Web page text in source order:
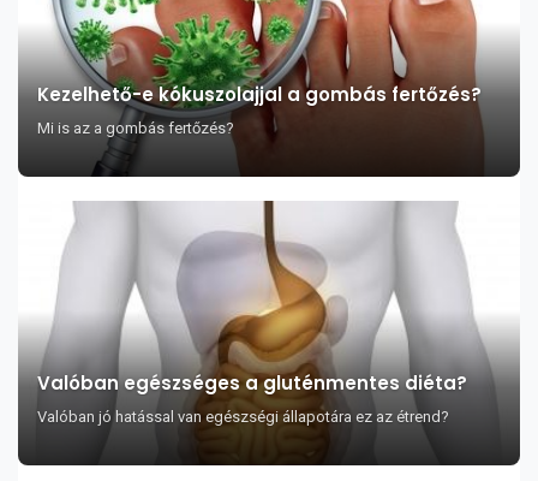
Kezelhető-e kókuszolajjal a gombás fertőzés?
Mi is az a gombás fertőzés?
Valóban egészséges a gluténmentes diéta?
Valóban jó hatással van egészségi állapotára ez az étrend?